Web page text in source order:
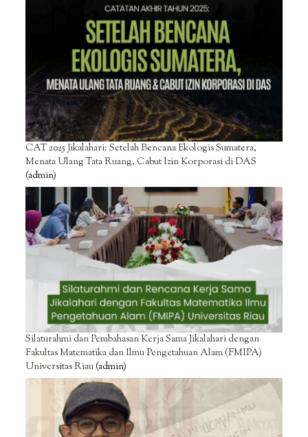
CAT 2025 Jikalahari: Setelah Bencana Ekologis Sumatera,
Menata Ulang Tata Ruang, Cabut Izin Korporasi di DAS
(admin)
Silaturahmi dan Pembahasan Kerja Sama Jikalahari dengan
Fakultas Matematika dan Ilmu Pengetahuan Alam (FMIPA)
Universitas Riau(admin)